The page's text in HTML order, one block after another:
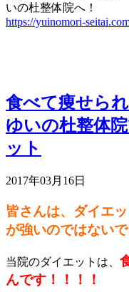
いの杜整体院へ！
https://yuinomori-
食べて痩せら
ゆいの杜整体
ット
2017年03月16日
皆さんは、ダイエ
が強いのではない
当院のダイエットは、
んです！！！！